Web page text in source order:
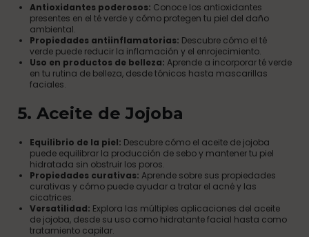
Antioxidantes poderosos: Conoce los antioxidantes
presentes en el té verde y cómo protegen tu piel del daño
ambiental.
Propiedades antiinflamatorias: Descubre cómo el té
verde puede reducir la inflamación y el enrojecimiento.
Uso en productos de belleza: Aprende a incorporar té verde
en tu rutina de belleza, desde tónicos hasta mascarillas
faciales.
5. Aceite de Jojoba
Equilibrio de la piel: Descubre cómo el aceite de jojoba
puede equilibrar la producción de sebo y mantener tu piel
hidratada sin obstruir los poros.
Propiedades curativas: Aprende sobre sus propiedades
curativas y cómo puede ayudar a tratar el acné y las
cicatrices.
Versatilidad: Explora las múltiples aplicaciones del aceite
de jojoba, desde su uso como hidratante facial hasta como
tratamiento capilar.